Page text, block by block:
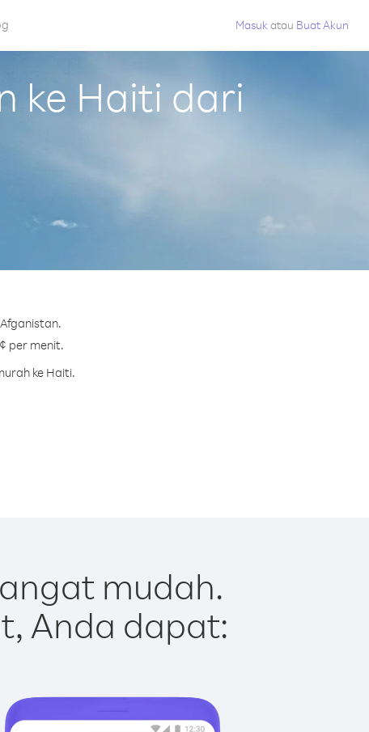
Masuk atau Buat Akun
ke Haiti dari
per menit.
ke Haiti.
mudah.
Anda dapat: